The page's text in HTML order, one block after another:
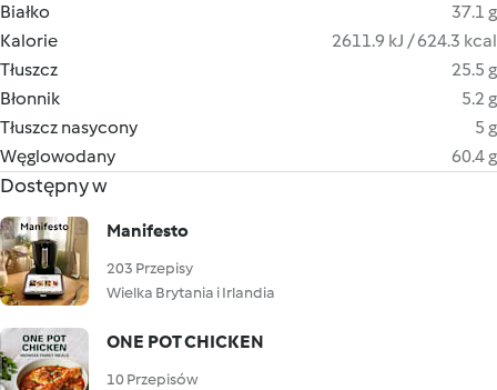
Białko
37.1 g
Kalorie
2611.9 kJ / 624.3 kcal
Tłuszcz
25.5 g
Błonnik
5.2 g
Tłuszcz nasycony
5 g
Węglowodany
60.4 g
Dostępny w
Manifesto
203 Przepisy
Wielka Brytania i Irlandia
ONE POT CHICKEN
10 Przepisów